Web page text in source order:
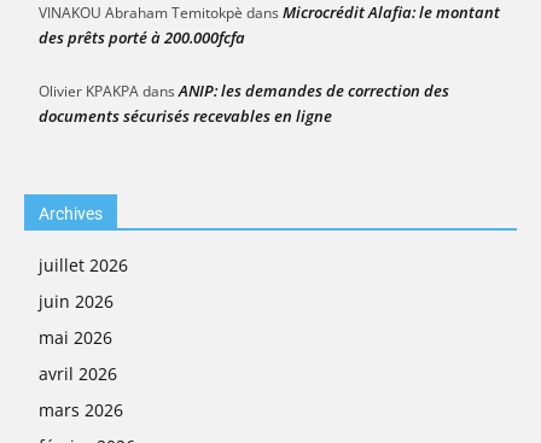
VINAKOU Abraham Temitokpè dans Microcrédit Alafia: le montant
des prêts porté à 200.000fcfa
Olivier KPAKPAdansANIP: les demandes de correction des
documents sécurisés recevables en ligne
Archives
juillet 2026
juin 2026
mai 2026
avril 2026
mars 2026